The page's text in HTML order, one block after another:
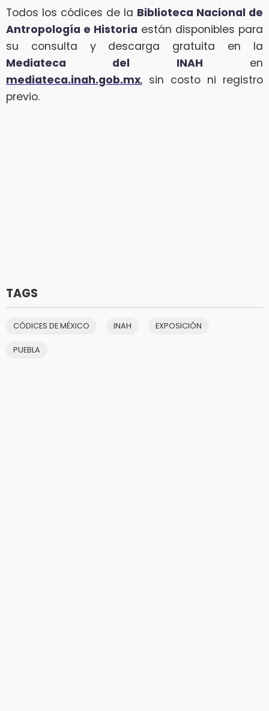
Todos los códices de la Biblioteca Nacional de
Antropología e Historia están disponibles para
su consulta y descarga gratuita en la
Mediateca del INAH en
mediateca.inah.gob.mx, sin costo ni registro
previo.
TAGS
CÓDICES DE MÉXICO INAH EXPOSICIÓN
PUEBLA